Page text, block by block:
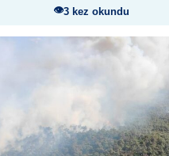
3 kez okundu